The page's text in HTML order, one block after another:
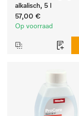
alkalisch, 5 l
57,00 €
Op voorraad